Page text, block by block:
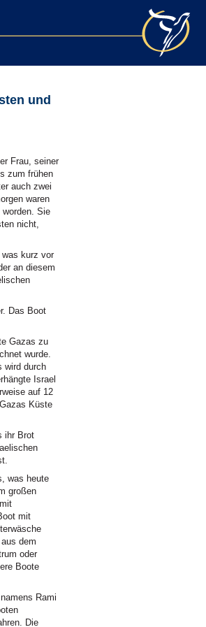
und
Frau, seiner
zum frühen
auch zwei
waren
Sie
nicht,
was kurz vor
an diesem
Das Boot
Gazas zu
wurde.
wird durch
Israel
auf 12
Küste
ihr Brot
was heute
großen
mit
dem
oder
Boote
Rami
Die